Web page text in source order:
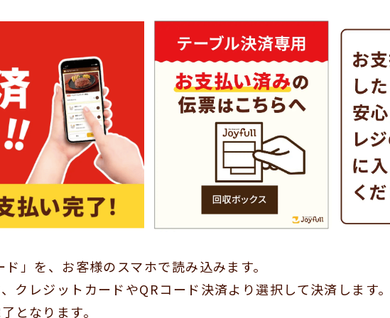
」を、お客様のスマホで読み込みます。
クレジットカードやQRコード決済より選択して決済します
となります。